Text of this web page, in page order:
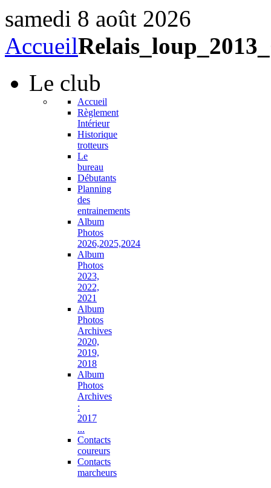
samedi 8 août 2026
Accueil
Le club
Accueil
Règlement
Intérieur
Historique
trotteurs
Le
bureau
Débutants
Planning
des
entrainements
Album
Photos
2026,2025,2024
Album
Photos
2023,
2022,
2021
Album
Photos
Archives
2020,
2019,
2018
Album
Photos
Archives
:
2017
...
Contacts
coureurs
Contacts
marcheurs